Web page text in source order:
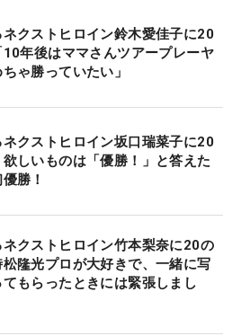
どこに行きたい？
地」
ジですね。リンパマッサージ
方は？
とめてネイルとかまつ毛のサ
クストヒロイン鈴木愛佳子に20
年後はママさんツアープレーヤ
ゃ勝っていたい」
クストヒロイン坂口瑞菜子に20
しいものは「優勝！」と答えた
勝！
クストヒロイン竹本梨奈に20の
隆光プロが大好きで、一緒に写
もらったときには緊張しまし